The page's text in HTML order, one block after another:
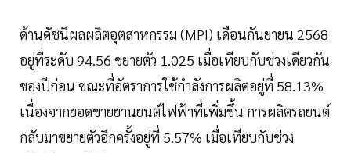
ด้านดัชนีผลผลิตอุตสาหกรรม (MPI) เดือนกันยายน 2568
อยู่ที่ระดับ 94.56 ขยายตัว 1.025 เมื่อเทียบกับช่วงเดียวกัน
ของปีก่อน ขณะที่อัตราการใช้กำลังการผลิตอยู่ที่ 58.13%
เนื่องจากยอดขายยานยนต์ไฟฟ้าที่เพิ่มขึ้น การผลิตรถยนต์
กลับมาขยายตัวอีกครั้งอยู่ที่ 5.57% เมื่อเทียบกับช่วง